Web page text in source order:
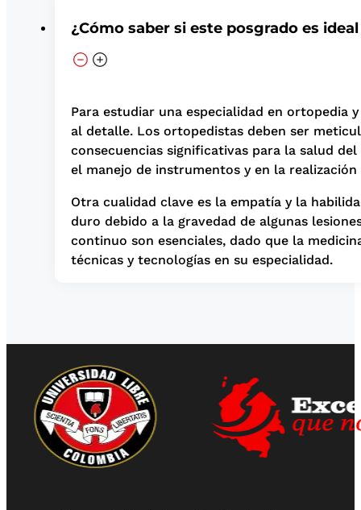
¿Cómo saber si este posgrado es
Para estudiar una especialidad en ortopedia
al detalle. Los ortopedistas deben ser
consecuencias significativas para la salud
el manejo de instrumentos y en la
Otra cualidad clave es la empatía y la
duro debido a la gravedad de algunas
continuo son esenciales, dado que la
técnicas y tecnologías en su especialidad.